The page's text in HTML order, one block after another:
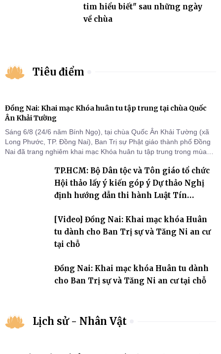
tim hiểu biết" sau những ngày
về chùa
Tiêu điểm
Đồng Nai: Khai mạc Khóa huân tu tập trung tại chùa Quốc
Ân Khải Tường
Sáng 6/8 (24/6 năm Bính Ngọ), tại chùa Quốc Ân Khải Tường (xã
Long Phước, TP. Đồng Nai), Ban Trị sự Phật giáo thành phố Đồng
Nai đã trang nghiêm khai mạc Khóa huân tu tập trung trong mùa
chỗ khu vực VII, VIII và trường hạ chùa Quốc Ân Khải Tường.
TP.HCM: Bộ Dân tộc và Tôn giáo tổ chức
Hội thảo lấy ý kiến góp ý Dự thảo Nghị
định hướng dẫn thi hành Luật Tín
[Video] Đồng Nai: Khai mạc khóa Huân
tu dành cho Ban Trị sự và Tăng Ni an cư
tại chỗ
Đồng Nai: Khai mạc khóa Huân tu dành
cho Ban Trị sự và Tăng Ni an cư tại chỗ
Lịch sử - Nhân Vật